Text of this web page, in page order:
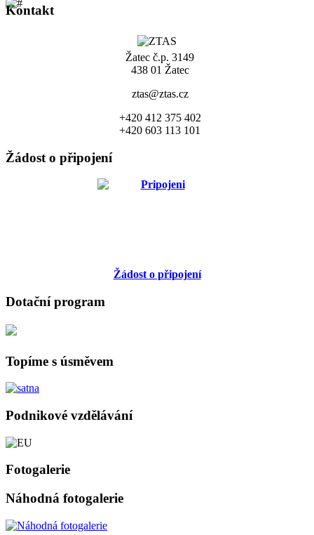
Kontakt
Žatec č.p. 3149
438 01 Žatec
ztas@ztas.cz
+420 412 375 402
+420 603 113 101
Žádost o připojení
Žádost o připojení
Dotační program
Topíme s úsměvem
Podnikové vzdělávání
Fotogalerie
Náhodná fotogalerie